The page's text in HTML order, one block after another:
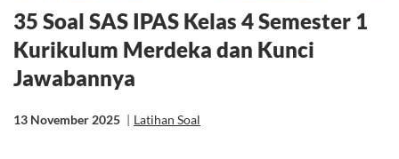
35 Soal SAS IPAS Kelas 4 Semester 1
Kurikulum Merdeka dan Kunci
Jawabannya
13 November 2025 | Latihan Soal